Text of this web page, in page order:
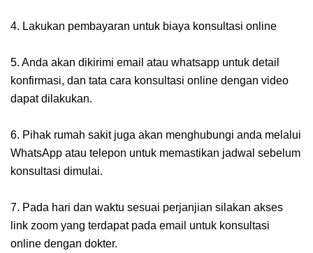
4. Lakukan pembayaran untuk biaya konsultasi online
5. Anda akan dikirimi email atau whatsapp untuk detail
konfirmasi, dan tata cara konsultasi online dengan video
dapat dilakukan.
6. Pihak rumah sakit juga akan menghubungi anda melalui
WhatsApp atau telepon untuk memastikan jadwal sebelum
konsultasi dimulai.
7. Pada hari dan waktu sesuai perjanjian silakan akses
link zoom yang terdapat pada email untuk konsultasi
online dengan dokter.